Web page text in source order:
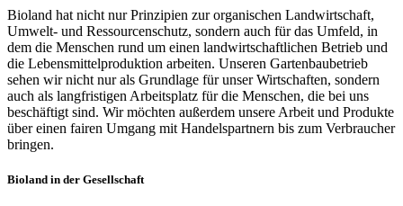
Bioland hat nicht nur Prinzipien zur organischen Landwirtschaft,
Umwelt- und Ressourcenschutz, sondern auch für das Umfeld, in
dem die Menschen rund um einen landwirtschaftlichen Betrieb und
die Lebensmittelproduktion arbeiten. Unseren Gartenbaubetrieb
sehen wir nicht nur als Grundlage für unser Wirtschaften, sondern
auch als langfristigen Arbeitsplatz für die Menschen, die bei uns
beschäftigt sind. Wir möchten außerdem unsere Arbeit und Produkte
über einen fairen Umgang mit Handelspartnern bis zum Verbraucher
bringen.
Bioland in der Gesellschaft